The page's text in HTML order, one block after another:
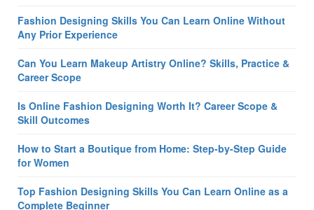
Fashion Designing Skills You Can Learn Online Without
Any Prior Experience
Can You Learn Makeup Artistry Online? Skills, Practice &
Career Scope
Is Online Fashion Designing Worth It? Career Scope &
Skill Outcomes
How to Start a Boutique from Home: Step-by-Step Guide
for Women
Top Fashion Designing Skills You Can Learn Online as a
Complete Beginner